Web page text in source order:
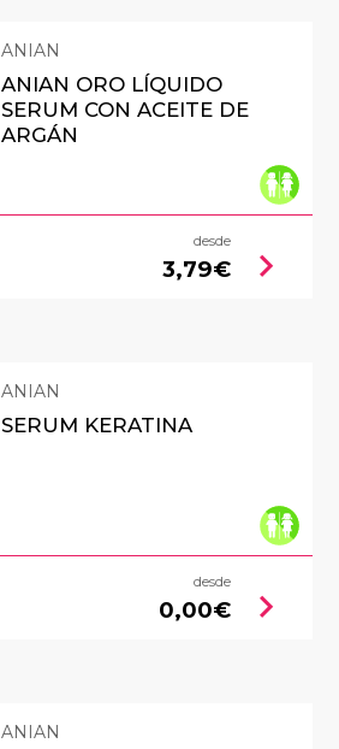
ANIAN
ANIAN ORO LÍQUIDO
SERUM CON ACEITE DE
ARGÁN
desde
3,79€ chevron_right
ANIAN
SERUM KERATINA
desde
0,00€ chevron_right
ANIAN